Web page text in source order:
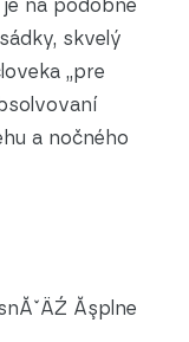
na podobné
skvelý
„pre
a nočného
Ăşplne